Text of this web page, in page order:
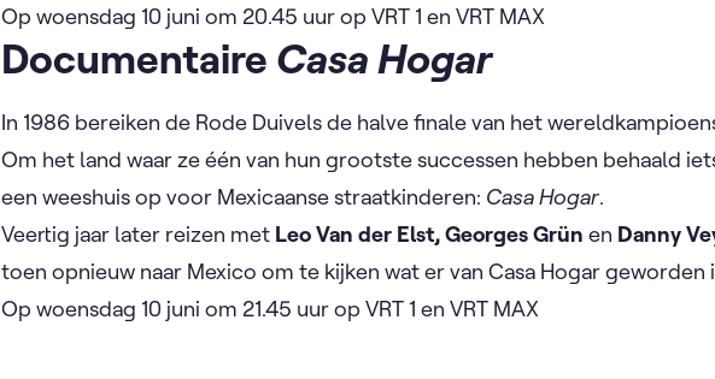
Op woensdag 10 juni om 20.45 uur op VRT 1 en VRT MAX
Documentaire Casa Hogar
In 1986 bereiken de Rode Duivels de halve finale van het
Om het land waar ze één van hun grootste successen hebben behaald
een weeshuis op voor Mexicaanse straatkinderen: Casa Hogar. ​
Veertig jaar later reizen met Leo Van der Elst, Georges Grün en Danny
toen opnieuw naar Mexico om te kijken wat er van Casa Hogar geworden
Op woensdag 10 juni om 21.45 uur op VRT 1 en VRT MAX